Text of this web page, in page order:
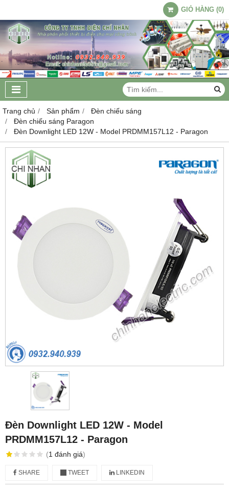
GIỎ HÀNG (0)
Trang chủ Sản phẩm
Đèn chiếu sáng
Đèn chiếu sáng Paragon
Đèn Downlight LED 12W - Model PRDMM157L12 - Paragon
Đèn Downlight LED 12W - Model
PRDMM157L12 - Paragon
(1 đánh giá)
SHARE TWEET LINKEDIN